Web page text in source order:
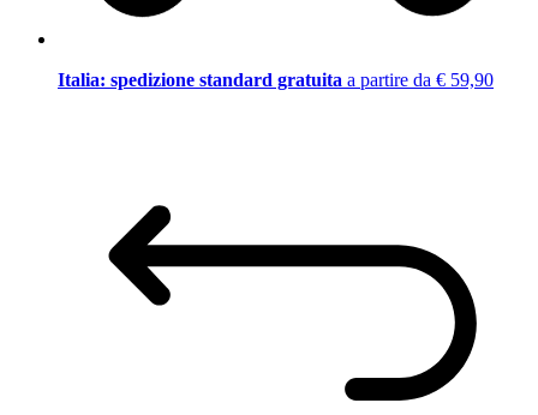
Italia: spedizione standard gratuita a partire da € 59,90